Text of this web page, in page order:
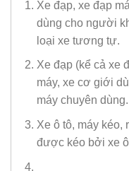
Xe đạp, xe đạp
dùng cho người
loại xe tương tự.
Xe đạp (kể cả xe
máy, xe cơ giới
máy chuyên dùng.
Xe ô tô, máy kéo,
được kéo bởi xe